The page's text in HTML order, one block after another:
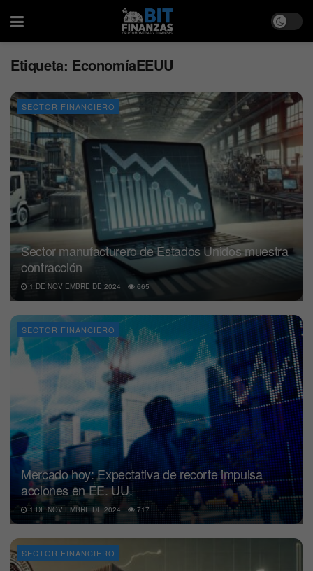
Etiqueta: EconomíaEEUU
SECTOR FINANCIERO
Sector manufacturero de Estados Unidos muestra
contracción
1 DE NOVIEMBRE DE 2024 665
SECTOR FINANCIERO
Mercado hoy: Expectativa de recorte impulsa
acciones en EE. UU.
1 DE NOVIEMBRE DE 2024 717
SECTOR FINANCIERO